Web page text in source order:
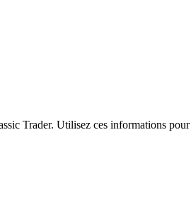
Trader. Utilisez ces informations